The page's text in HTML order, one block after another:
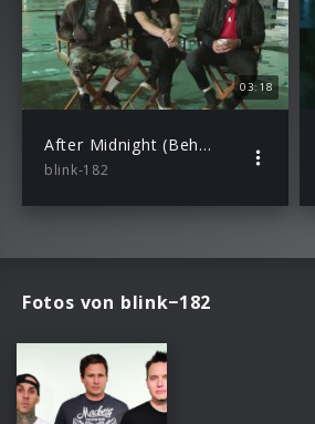
03:18
After Midnight (Behind The Scenes)
blink-182
Fotos von blink−182